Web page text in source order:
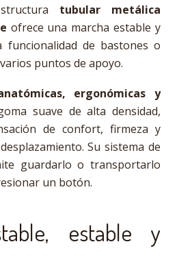
tubular metálica
ofrece una marcha estable y
funcionalidad de bastones o
puntos de apoyo.
ergonómicas y
suave de alta densidad,
de confort, firmeza y
Su sistema de
guardarlo o transportarlo
un botón.
estable y